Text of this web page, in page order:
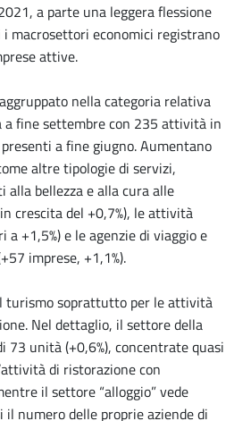
a parte una leggera flessione
macrosettori economici registrano
attive.
nella categoria relativa
a fine settembre con 235 attività in
a fine giugno. Aumentano
altre tipologie di servizi,
alla bellezza e alla cura alle
crescita del +0,7%), le attività
+1,5%) e le agenzie di viaggio e
imprese, +1,1%).
soprattutto per le attività
Nel dettaglio, il settore della
73 unità (+0,6%), concentrate quasi
di ristorazione con
il settore “alloggio” vede
numero delle proprie aziende di